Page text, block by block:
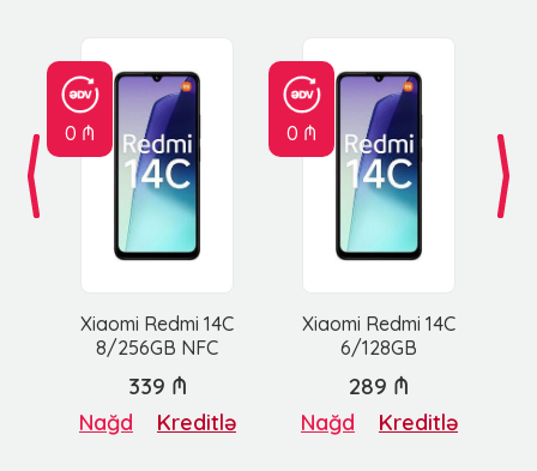
0 ₼
Xiaomi Redmi 14C
8/256GB NFC
0 ₼
Xiaomi Redmi 14C
6/128GB
339 ₼
Nağd Kreditlə
289 ₼
Nağd Kreditlə